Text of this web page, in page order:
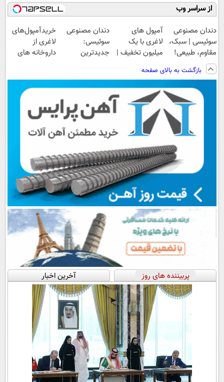
از سراسر وب
دندان مصنوعی
سوئیسی | سبک،
مقاوم، طبیعی!
ویزیت
رایگان+پرداخت
اقساطی😍
آمپول های
لاغری با یک
میلیون تخفیف |
داروخانه های
معتبر
دندان مصنوعی
سوئیسی:
جدیدترین
پرداخت قسطی
خریدآمپول‌های
لاغری از
داروخانه های
پک یخ!
بازگشت به بالای صفحه
پربیننده های روز آخرین اخبار